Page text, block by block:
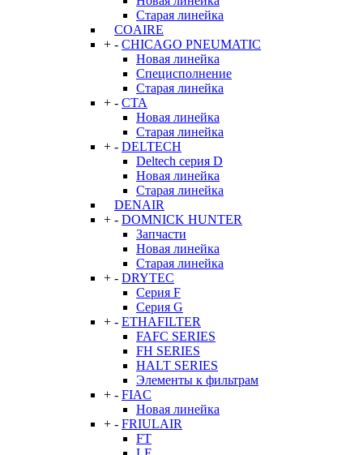
Старая линейка
COAIRE
+ - CHICAGO PNEUMATIC
Новая линейка
Специсполнение
Старая линейка
+ - CTA
Новая линейка
Старая линейка
+ - DELTECH
Deltech серия D
Новая линейка
Старая линейка
DENAIR
+ - DOMNICK HUNTER
Запчасти
Новая линейка
Старая линейка
+ - DRYTEC
Серия F
Серия G
+ - ETHAFILTER
FAFC SERIES
FH SERIES
HALT SERIES
Элементы к фильтрам
+ - FIAC
Новая линейка
+ - FRIULAIR
FT